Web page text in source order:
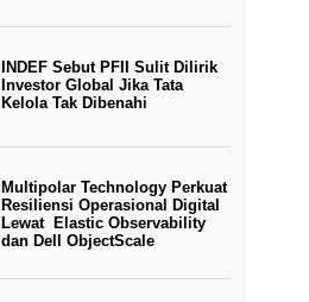
INDEF Sebut PFII Sulit Dilirik
Investor Global Jika Tata
Kelola Tak Dibenahi
Multipolar Technology Perkuat
Resiliensi Operasional Digital
Lewat Elastic Observability
dan Dell ObjectScale